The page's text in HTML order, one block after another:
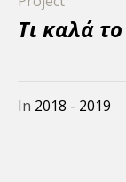
Τι καλά
In 2018 - 2019